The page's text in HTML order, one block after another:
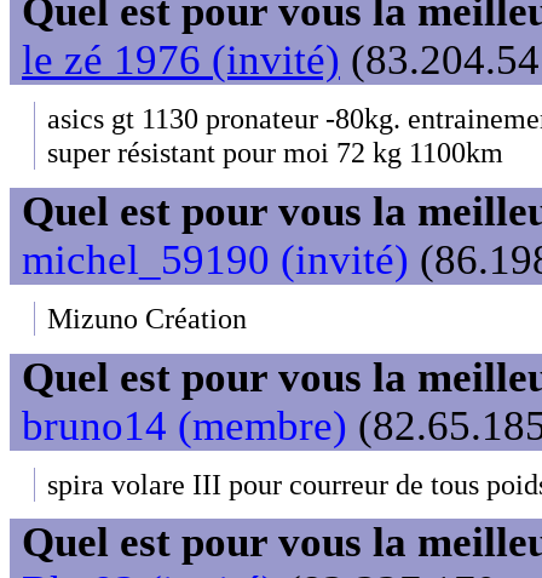
Quel est pour vous la
le zé 1976 (invité)
asics gt 1130 pronateur -80kg.
super résistant pour moi 72 kg 1100km
Quel est pour vous la
michel_59190 (invité)
Mizuno Création
Quel est pour vous la
bruno14 (membre)
spira volare III pour courreur de tous
Quel est pour vous la